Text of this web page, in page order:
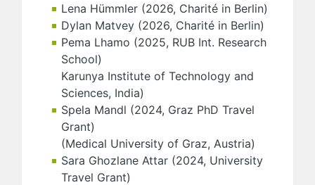
Lena Hümmler (2026, Charité in Berlin)
Dylan Matvey (2026, Charité in Berlin)
Pema Lhamo (2025, RUB Int. Research
School)
Karunya Institute of Technology and
Sciences, India)
Spela Mandl (2024, Graz PhD Travel
Grant)
(Medical University of Graz, Austria)
Sara Ghozlane Attar (2024, University
Travel Grant)